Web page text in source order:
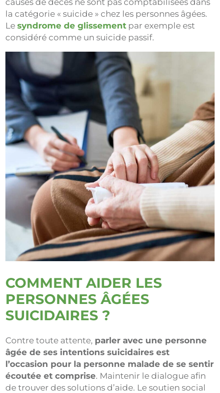
causes de décès ne sont pas comptabilisées dans
la catégorie « suicide » chez les personnes âgées.
Lesyndrome de glissement par exemple est
considéré comme un suicide passif.
COMMENT AIDER LES
PERSONNES ÂGÉES
SUICIDAIRES ?
Contre toute attente, parler avec une personne
âgée de ses intentions suicidaires est
l’occasion pour la personne malade de se sentir
écoutée et comprise. Maintenir le dialogue afin
de trouver des solutions d’aide. Le soutien social